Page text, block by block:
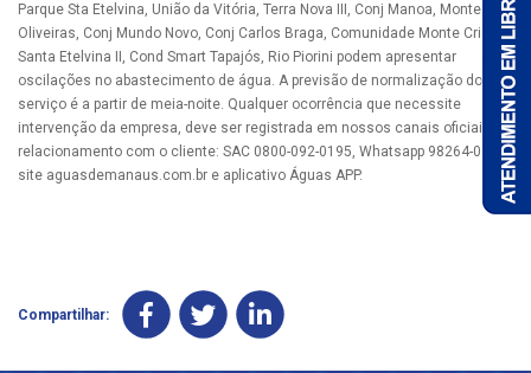
Parque Sta Etelvina, União da Vitória, Terra Nova III, Conj Manoa, Monte das
Oliveiras, Conj Mundo Novo, Conj Carlos Braga, Comunidade Monte Cristo,
Santa Etelvina II, Cond Smart Tapajós, Rio Piorini podem apresentar
oscilações no abastecimento de água. A previsão de normalização do
serviço é a partir de meia-noite. Qualquer ocorrência que necessite
intervenção da empresa, deve ser registrada em nossos canais oficiais de
relacionamento com o cliente: SAC 0800-092-0195, Whatsapp 98264-0464,
site aguasdemanaus.com.br e aplicativo Águas APP.
Compartilhar: